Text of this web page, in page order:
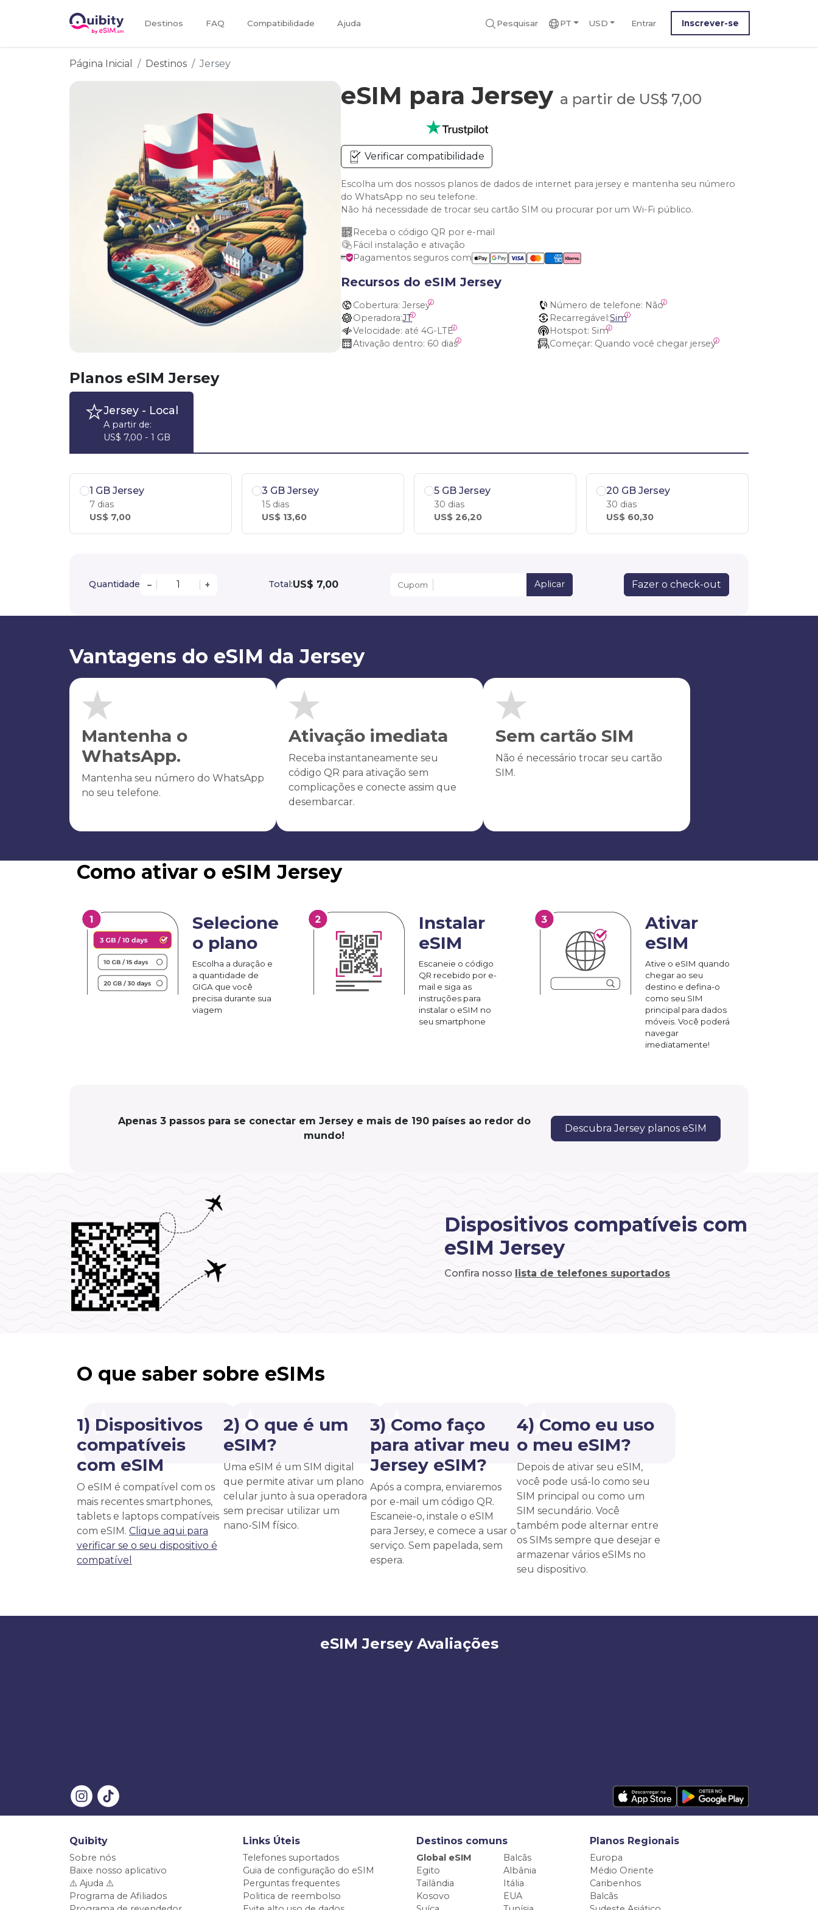
Destinos FAQ Compatibilidade Ajuda Pesquisar PT USD Entrar Inscrever-se
Página Inicial Destinos Jersey
eSIM para Jersey a partir de US$ 7,00
Verificar compatibilidade
Escolha um dos nossos planos de dados de internet para jersey e mantenha seu número
do WhatsApp no seu telefone.
Não há necessidade de trocar seu cartão SIM ou procurar por um Wi-Fi público.
Receba o código QR por e-mail
Fácil instalação e ativação
Pagamentos seguros com
Recursos do eSIM Jersey
Cobertura: Jersey Número de telefone: Não
Operadora:JT Recarregável:Sim
Velocidade: até 4G-LTE Hotspot: Sim
Ativação dentro: 60 dias Começar: Quando você chegar jersey
Planos eSIM Jersey
Jersey- Local
A partir de:
US$ 7,00 - 1 GB
1 GB Jersey
7 dias
US$ 7,00
3 GB Jersey
15 dias
US$ 13,60
5 GB Jersey
30 dias
US$ 26,20
20 GB Jersey
30 dias
US$ 60,30
Quantidade – + Total:US$ 7,00 Cupom Aplicar Fazer o check-out
Vantagens do eSIM da Jersey
Mantenha o
WhatsApp.
Mantenha seu número do WhatsApp
no seu telefone.
Ativação imediata
Receba instantaneamente seu
código QR para ativação sem
complicações e conecte assim que
desembarcar.
Sem cartão SIM
Não é necessário trocar seu cartão
SIM.
Como ativar o eSIM Jersey
Selecione
o plano
Escolha a duração e
a quantidade de
GIGA que você
precisa durante sua
viagem
Instalar
eSIM
Escaneie o código
QR recebido por e-
mail e siga as
instruções para
instalar o eSIM no
seu smartphone
Ativar
eSIM
Ative o eSIM quando
chegar ao seu
destino e defina-o
como seu SIM
principal para dados
móveis. Você poderá
navegar
imediatamente!
Apenas 3 passos para se conectar em Jersey e mais de 190 países ao redor do
mundo!
Descubra Jersey planos eSIM
Dispositivos compatíveis com
eSIM Jersey
Confira nosso lista de telefones suportados
O que saber sobre eSIMs
1) Dispositivos
compatíveis
com eSIM
O eSIM é compatível com os
mais recentes smartphones,
tablets e laptops compatíveis
com eSIM. Clique aqui para
verificar se o seu dispositivo é
compatível
2) O que é um
eSIM?
Uma eSIM é um SIM digital
que permite ativar um plano
celular junto à sua operadora
sem precisar utilizar um
nano-SIM físico.
3) Como faço
para ativar meu
Jersey eSIM?
Após a compra, enviaremos
por e-mail um código QR.
Escaneie-o, instale o eSIM
para Jersey, e comece a usar o
serviço. Sem papelada, sem
espera.
4) Como eu uso
o meu eSIM?
Depois de ativar seu eSIM,
você pode usá-lo como seu
SIM principal ou como um
SIM secundário. Você
também pode alternar entre
os SIMs sempre que desejar e
armazenar vários eSIMs no
seu dispositivo.
eSIM Jersey Avaliações
Quibity
Sobre nós
Baixe nosso aplicativo
⚠️ Ajuda ⚠️
Programa de Afiliados
Links Úteis
Telefones suportados
Guia de configuração do eSIM
Perguntas frequentes
Politica de reembolso
Destinos comuns
Global eSIM
Balcãs
Egito
Albânia
Tailândia
Itália
Kosovo
EUA
Planos Regionais
Europa
Médio Oriente
Caribenhos
Balcãs